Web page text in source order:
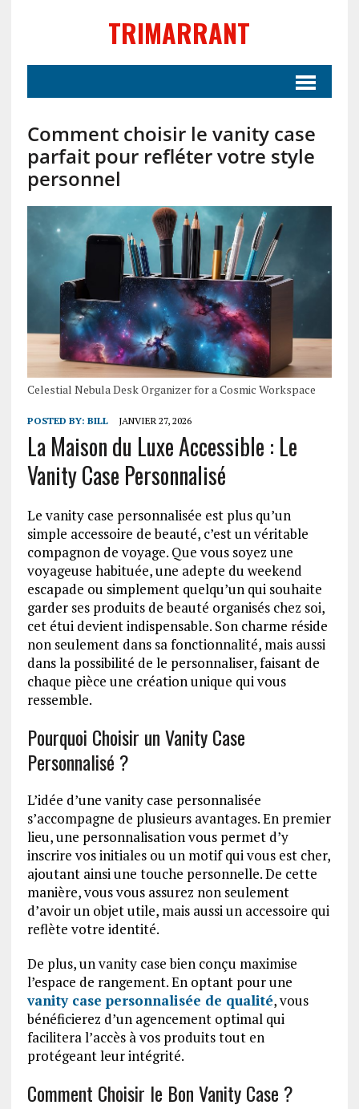
TRIMARRANT
Comment choisir le vanity case
parfait pour refléter votre style
personnel
Celestial Nebula Desk Organizer for a Cosmic Workspace
POSTED BY: BILL JANVIER 27, 2026
La Maison du Luxe Accessible : Le
Vanity Case Personnalisé
Le vanity case personnalisée est plus qu’un
simple accessoire de beauté, c’est un véritable
compagnon de voyage. Que vous soyez une
voyageuse habituée, une adepte du weekend
escapade ou simplement quelqu’un qui souhaite
garder ses produits de beauté organisés chez soi,
cet étui devient indispensable. Son charme réside
non seulement dans sa fonctionnalité, mais aussi
dans la possibilité de le personnaliser, faisant de
chaque pièce une création unique qui vous
ressemble.
Pourquoi Choisir un Vanity Case
Personnalisé ?
L’idée d’une vanity case personnalisée
s’accompagne de plusieurs avantages. En premier
lieu, une personnalisation vous permet d’y
inscrire vos initiales ou un motif qui vous est cher,
ajoutant ainsi une touche personnelle. De cette
manière, vous vous assurez non seulement
d’avoir un objet utile, mais aussi un accessoire qui
reflète votre identité.
De plus, un vanity case bien conçu maximise
l’espace de rangement. En optant pour une
vanity case personnalisée de qualité, vous
bénéficierez d’un agencement optimal qui
facilitera l’accès à vos produits tout en
protégeant leur intégrité.
Comment Choisir le Bon Vanity Case ?